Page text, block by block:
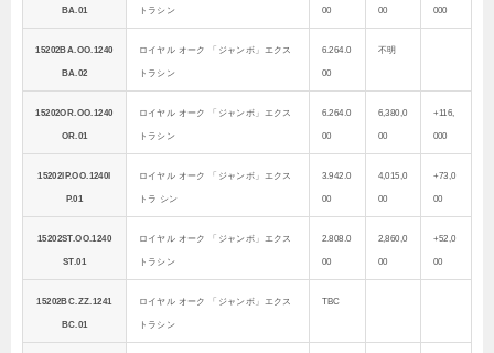
BA.01 トラシン 00 00 000
15202BA.OO.1240
BA.02
ロイヤル オーク 「ジャンボ」エクス
トラシン
6.264.0
00
不明
15202OR.OO.1240
OR.01
ロイヤル オーク 「ジャンボ」エクス
トラシン
6.264.0
00
6,380,0
00
+116,
000
15202IP.OO.1240I
P.01
ロイヤル オーク 「ジャンボ」エクス
トラ シン
3.942.0
00
4,015,0
00
+73,0
00
15202ST.OO.1240
ST.01
ロイヤル オーク 「ジャンボ」エクス
トラシン
2.808.0
00
2,860,0
00
+52,0
00
15202BC.ZZ.1241
BC.01
ロイヤル オーク 「ジャンボ」エクス
トラシン
TBC